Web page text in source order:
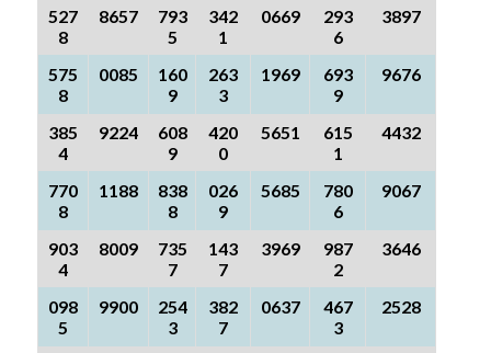
527
8
8657
793
5
342
1
0669
293
6
3897
575
8
0085
160
9
263
3
1969
693
9
9676
385
4
9224
608
9
420
0
5651
615
1
4432
770
8
1188
838
8
026
9
5685
780
6
9067
903
4
8009
735
7
143
7
3969
987
2
3646
098
5
9900
254
3
382
7
0637
467
3
2528